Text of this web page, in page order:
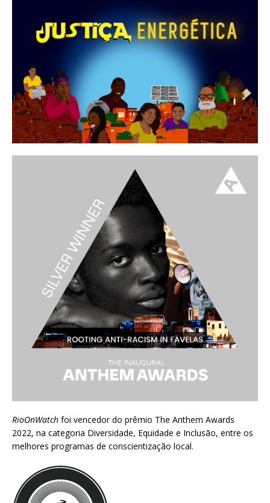
RioOnWatch foi vencedor do prêmio The Anthem Awards
2022, na categoria Diversidade, Equidade e Inclusão, entre os
melhores programas de conscientização local.